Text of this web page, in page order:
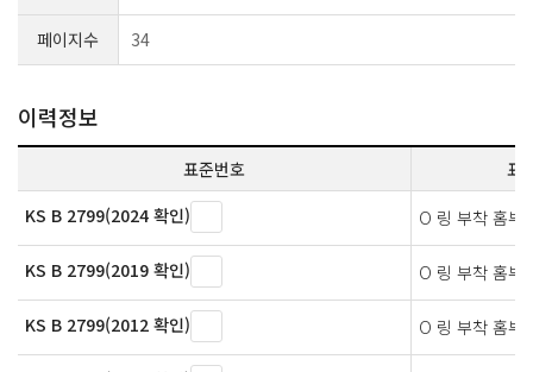
페이지수 34
이력정보
표준번호
표
KS B 2799(2024 확인)
O 링 부착 홈부
KS B 2799(2019 확인) O 링 부착 홈부
KS B 2799(2012 확인) O 링 부착 홈부